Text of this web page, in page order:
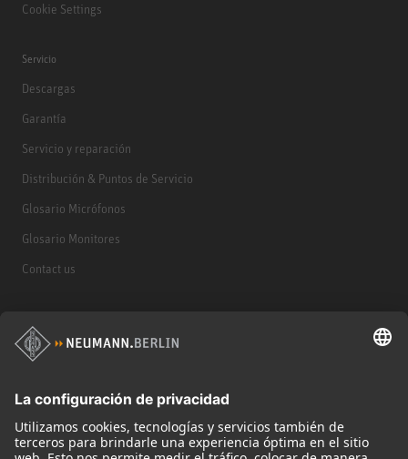
Cookie Settings
Servicio
Descargas
Garantía
Servicio y reparación
Distribución & Puntos de Servicio
Glosario Micrófonos
Glosario Monitores
Contact us
Micrófonos
Monitores
Monitor Accessories